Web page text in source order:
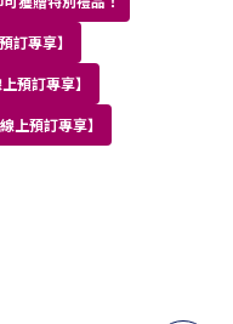
訂專享】
預訂專享】
預訂專享】